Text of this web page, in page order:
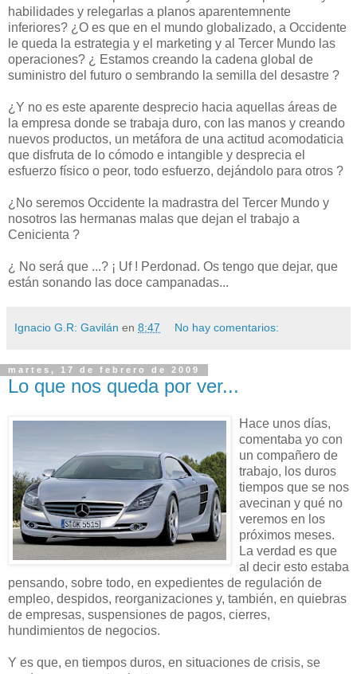
habilidades y relegarlas a planos aparentemnente
inferiores? ¿O es que en el mundo globalizado, a Occidente
le queda la estrategia y el marketing y al Tercer Mundo las
operaciones? ¿ Estamos creando la cadena global de
suministro del futuro o sembrando la semilla del desastre ?
¿Y no es este aparente desprecio hacia aquellas áreas de
la empresa donde se trabaja duro, con las manos y creando
nuevos productos, un metáfora de una actitud acomodaticia
que disfruta de lo cómodo e intangible y desprecia el
esfuerzo físico o peor, todo esfuerzo, dejándolo para otros ?
¿No seremos Occidente la madrastra del Tercer Mundo y
nosotros las hermanas malas que dejan el trabajo a
Cenicienta ?
¿ No será que ...? ¡ Uf ! Perdonad. Os tengo que dejar, que
están sonando las doce campanadas...
Ignacio G.R: Gavilán en 8:47 No hay comentarios:
martes, 17 de febrero de 2009
Lo que nos queda por ver...
Hace unos días,
comentaba yo con
un compañero de
trabajo, los duros
tiempos que se nos
avecinan y qué no
veremos en los
próximos meses.
La verdad es que
al decir esto estaba
pensando, sobre todo, en expedientes de regulación de
empleo, despidos, reorganizaciones y, también, en quiebras
de empresas, suspensiones de pagos, cierres,
hundimientos de negocios.
Y es que, en tiempos duros, en situaciones de crisis, se